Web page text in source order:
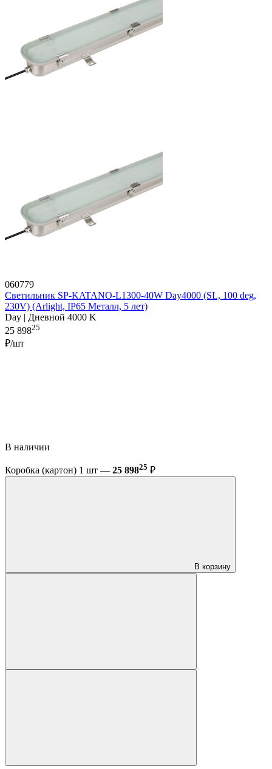
060779
Светильник SP-KATANO-L1300-40W Day4000 (SL, 100 deg,
230V) (Arlight, IP65 Металл, 5 лет)
Day | Дневной 4000 K
25 89825
₽/шт
В наличии
Коробка (картон) 1 шт — 25 89825 ₽
В корзину